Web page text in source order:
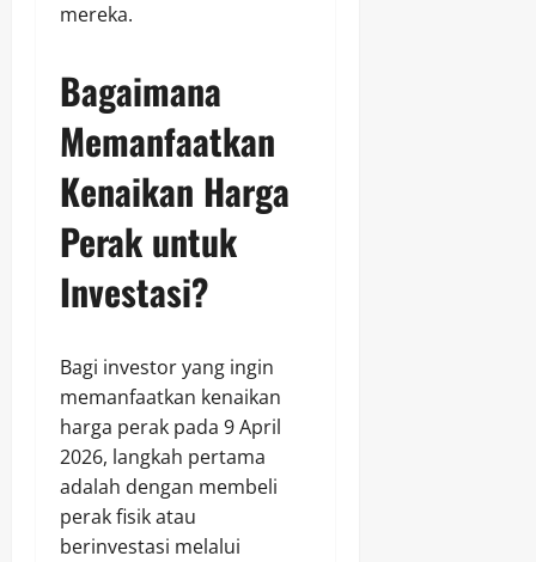
mereka.
Bagaimana
Memanfaatkan
Kenaikan Harga
Perak untuk
Investasi?
Bagi investor yang ingin
memanfaatkan kenaikan
harga perak pada 9 April
2026, langkah pertama
adalah dengan membeli
perak fisik atau
berinvestasi melalui